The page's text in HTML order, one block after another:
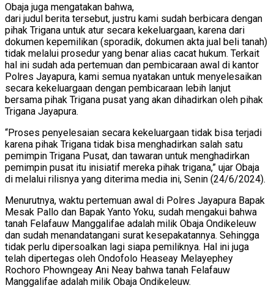
Obaja juga mengatakan bahwa,
dari judul berita tersebut, justru kami sudah berbicara dengan
pihak Trigana untuk atur secara kekeluargaan, karena dari
dokumen kepemilikan (sporadik, dokumen akta jual beli tanah)
tidak melalui prosedur yang benar alias cacat hukum. Terkait
hal ini sudah ada pertemuan dan pembicaraan awal di kantor
Polres Jayapura, kami semua nyatakan untuk menyelesaikan
secara kekeluargaan dengan pembicaraan lebih lanjut
bersama pihak Trigana pusat yang akan dihadirkan oleh pihak
Trigana Jayapura.
“Proses penyelesaian secara kekeluargaan tidak bisa terjadi
karena pihak Trigana tidak bisa menghadirkan salah satu
pemimpin Trigana Pusat, dan tawaran untuk menghadirkan
pemimpin pusat itu inisiatif mereka pihak trigana,” ujar Obaja
di melalui rilisnya yang diterima media ini, Senin (24/6/2024).
Menurutnya, waktu pertemuan awal di Polres Jayapura Bapak
Mesak Pallo dan Bapak Yanto Yoku, sudah mengakui bahwa
tanah Felafauw Manggalifae adalah milik Obaja Ondikeleuw
dan sudah menandatangani surat kesepakatannya. Sehingga
tidak perlu dipersoalkan lagi siapa pemiliknya. Hal ini juga
telah dipertegas oleh Ondofolo Heaseay Melayephey
Rochoro Phowngeay Ani Neay bahwa tanah Felafauw
Manggalifae adalah milik Obaja Ondikeleuw.